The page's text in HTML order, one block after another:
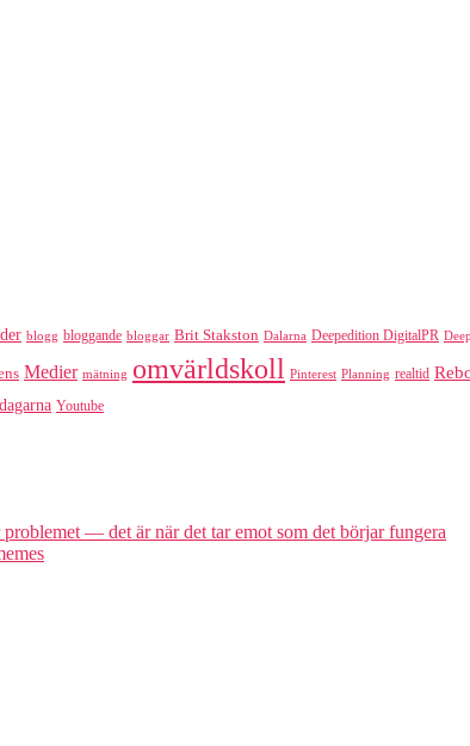
blogg bloggande bloggar Brit Stakston Dalarna Deepedition DigitalPR
Medier mätning omvärldskoll Pinterest Planning realtid
Youtube
— det är när det tar emot som det börjar fungera